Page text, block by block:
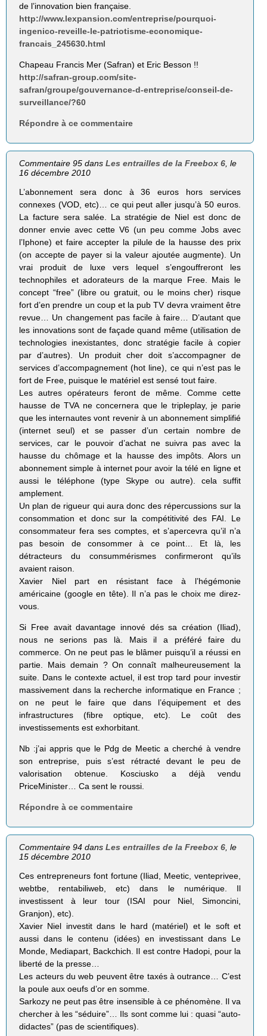
de l’innovation bien française.
http://www.lexpansion.com/entreprise/pourquoi-
ingenico-reveille-le-patriotisme-economique-
francais_245630.html
Chapeau Francis Mer (Safran) et Eric Besson !!
http://safran-group.com/site-
safran/groupe/gouvernance-d-entreprise/conseil-de-
surveillance/?60
Répondre à ce commentaire
Commentaire 95 dansLes entrailles de la Freebox 6 , le
16 décembre 2010
L’abonnement sera donc à 36 euros hors services
connexes (VOD, etc)… ce qui peut aller jusqu’à 50 euros.
La facture sera salée. La stratégie de Niel est donc de
donner envie avec cette V6 (un peu comme Jobs avec
l’Iphone) et faire accepter la pilule de la hausse des prix
(on accepte de payer si la valeur ajoutée augmente). Un
vrai produit de luxe vers lequel s’engouffreront les
technophiles et adorateurs de la marque Free. Mais le
concept “free” (libre ou gratuit, ou le moins cher) risque
fort d’en prendre un coup et la pub TV devra vraiment être
revue… Un changement pas facile à faire… D’autant que
les innovations sont de façade quand même (utilisation de
technologies inexistantes, donc stratégie facile à copier
par d’autres). Un produit cher doit s’accompagner de
services d’accompagnement (hot line), ce qui n’est pas le
fort de Free, puisque le matériel est sensé tout faire.
Les autres opérateurs feront de même. Comme cette
hausse de TVA ne concernera que le tripleplay, je parie
que les internautes vont revenir à un abonnement simplifié
(internet seul) et se passer d’un certain nombre de
services, car le pouvoir d’achat ne suivra pas avec la
hausse du chômage et la hausse des impôts. Alors un
abonnement simple à internet pour avoir la télé en ligne et
aussi le téléphone (type Skype ou autre). cela suffit
amplement.
Un plan de rigueur qui aura donc des répercussions sur la
consommation et donc sur la compétitivité des FAI. Le
consommateur fera ses comptes, et s’apercevra qu’il n’a
pas besoin de consommer à ce point… Et là, les
détracteurs du consummérismes confirmeront qu’ils
avaient raison.
Xavier Niel part en résistant face à l’hégémonie
américaine (google en tête). Il n’a pas le choix me direz-
vous.
Si Free avait davantage innové dés sa création (Iliad),
nous ne serions pas là. Mais il a préféré faire du
commerce. On ne peut pas le blâmer puisqu’il a réussi en
partie. Mais demain ? On connaît malheureusement la
suite. Dans le contexte actuel, il est trop tard pour investir
massivement dans la recherche informatique en France ;
on ne peut le faire que dans l’équipement et des
infrastructures (fibre optique, etc). Le coût des
investissements est exhorbitant.
Nb :j’ai appris que le Pdg de Meetic a cherché à vendre
son entreprise, puis s’est rétracté devant le peu de
valorisation obtenue. Kosciusko a déjà vendu
PriceMinister… Ca sent le roussi.
Répondre à ce commentaire
Commentaire 94 dansLes entrailles de la Freebox 6 , le
15 décembre 2010
Ces entrepreneurs font fortune (Iliad, Meetic, venteprivee,
webtbe, rentabiliweb, etc) dans le numérique. Il
investissent à leur tour (ISAI pour Niel, Simoncini,
Granjon), etc).
Xavier Niel investit dans le hard (matériel) et le soft et
aussi dans le contenu (idées) en investissant dans Le
Monde, Mediapart, Backchich. Il est contre Hadopi, pour la
liberté de la presse…
Les acteurs du web peuvent être taxés à outrance… C’est
la poule aux oeufs d’or en somme.
Sarkozy ne peut pas être insensible à ce phénomène. Il va
chercher à les “séduire”… Ils sont comme lui : quasi “auto-
didactes” (pas de scientifiques).